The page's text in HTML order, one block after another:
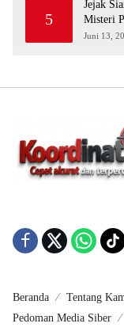
5
Jejak
Misteri
Juni 13,
Beranda Tentang
Pedoman Media Siber